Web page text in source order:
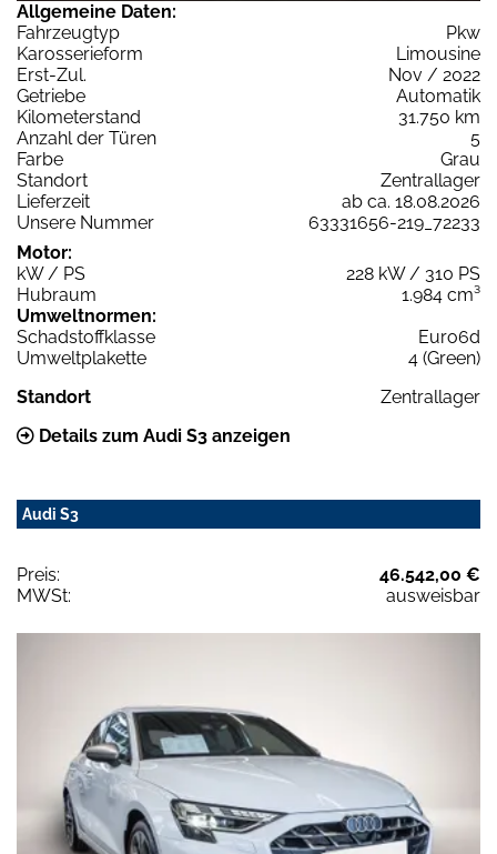
Allgemeine Daten:
Fahrzeugtyp
Pkw
Karosserieform
Limousine
Erst-Zul.
Nov / 2022
Getriebe
Automatik
Kilometerstand
31.750 km
Anzahl der Türen
5
Farbe
Grau
Standort
Zentrallager
Lieferzeit
ab ca. 18.08.2026
Unsere Nummer
63331656-219_72233
Motor:
kW / PS
228 kW / 310 PS
Hubraum
1.984 cm³
Umweltnormen:
Schadstoffklasse
Euro6d
Umweltplakette
4 (Green)
Standort
Zentrallager
Details zum Audi S3 anzeigen
Audi S3
Preis:
46.542,00 €
MWSt:
ausweisbar